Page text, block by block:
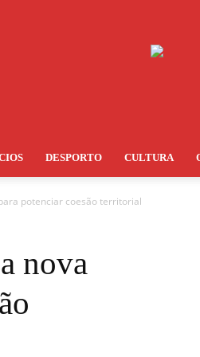
DESPORTO CULTURA
potenciar coesão territorial
nova